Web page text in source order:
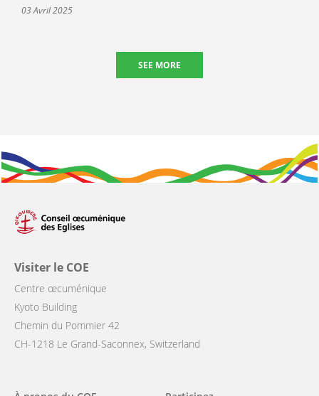
03 Avril 2025
SEE MORE
Visiter le COE
Centre œcuménique
Kyoto Building
Chemin du Pommier 42
CH-1218 Le Grand-Saconnex, Switzerland